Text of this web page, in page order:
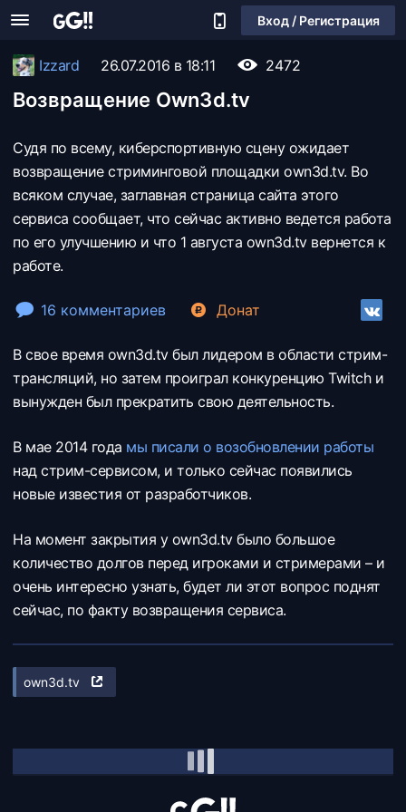
Вход / Регистрация
Izzard 26.07.2016 в 18:11 2472
Возвращение Own3d.tv
Судя по всему, киберспортивную сцену ожидает
возвращение стриминговой площадки own3d.tv. Во
всяком случае, заглавная страница сайта этого
сервиса сообщает, что сейчас активно ведется работа
по его улучшению и что 1 августа own3d.tv вернется к
работе.
16 комментариев Донат
В свое время own3d.tv был лидером в области стрим-
трансляций, но затем проиграл конкуренцию Twitch и
вынужден был прекратить свою деятельность.
В мае 2014 года мы писали о возобновлении работы
над стрим-сервисом, и только сейчас появились
новые известия от разработчиков.
На момент закрытия у own3d.tv было большое
количество долгов перед игроками и стримерами – и
очень интересно узнать, будет ли этот вопрос поднят
сейчас, по факту возвращения сервиса.
own3d.tv